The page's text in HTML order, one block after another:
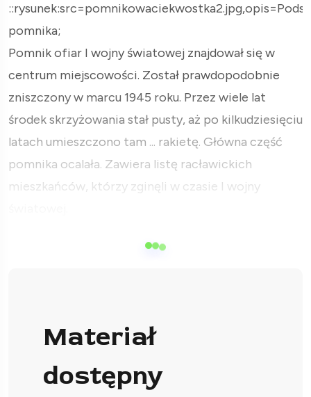
pomnika;
Pomnik ofiar I wojny światowej znajdował się w
centrum miejscowości. Został prawdopodobnie
zniszczony w marcu 1945 roku. Przez wiele lat
środek skrzyżowania stał pusty, aż po kilkudziesięciu
latach umieszczono tam ... rakietę. Główna część
pomnika ocalała. Zawiera listę racławickich
mieszkańców, którzy zginęli w czasie I wojny
Materiał
dostępny